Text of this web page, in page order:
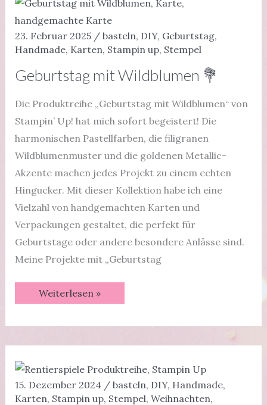
23. Februar 2025 / basteln, DIY, Geburtstag,
Handmade, Karten, Stampin up, Stempel
Geburtstag mit Wildblumen 💐
Die Produktreihe „Geburtstag mit Wildblumen“ von
Stampin’ Up! hat mich sofort begeistert! Die
harmonischen Pastellfarben, die filigranen
Wildblumenmuster und die goldenen Metallic-
Akzente machen jedes Projekt zu einem echten
Hingucker. Mit dieser Kollektion habe ich eine
Vielzahl von handgemachten Karten und
Verpackungen gestaltet, die perfekt für
Geburtstage oder andere besondere Anlässe sind.
Meine Projekte mit „Geburtstag
Geburtstag
mit
Weiterlesen »
15. Dezember 2024 / basteln, DIY, Handmade,
Karten, Stampin up, Stempel, Weihnachten,